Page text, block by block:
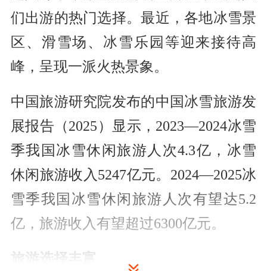
们出游的热门选择。最近，各地冰雪景
区、滑雪场、冰雪乐园等迎来接待高
峰，呈现一派火热景象。
中国旅游研究院发布的中国冰雪旅游发
展报告（2025）显示，2023—2024冰雪
季我国冰雪休闲旅游人次4.3亿，冰雪
休闲旅游收入5247亿元。2024—2025冰
雪季我国冰雪休闲旅游人次有望达5.2
亿，旅游收入有望超过6300亿元。
旅游选择丰富